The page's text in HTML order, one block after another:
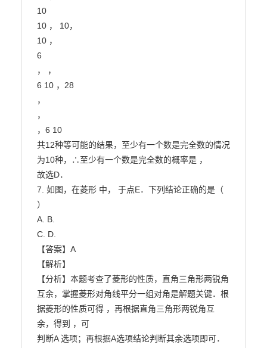
10
10 ， 10，
10 ，
6
， ，
6 10 ，28
，
，
，6 10
共12种等可能的结果，至少有一个数是完全数的情况
为10种，∴至少有一个数是完全数的概率是 ，
故选D．
7. 如图，在菱形 中， 于点E．下列结论正确的是（
）
A. B.
C. D.
【答案】A
【解析】
【分析】本题考查了菱形的性质，直角三角形两锐角
互余，掌握菱形对角线平分一组对角是解题关键．根
据菱形的性质可得 ，再根据直角三角形两锐角互
余，得到 ，可
判断A 选项；再根据A选项结论判断其余选项即可．